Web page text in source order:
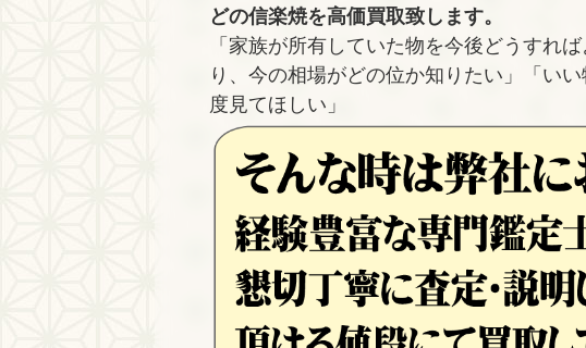
どの信楽焼を高価買取致します。
「家族が所有していた物を今後どうすれ
り、今の相場がどの位か知りたい」「い
度見てほしい」